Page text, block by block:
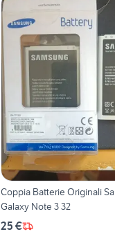
Coppia Batterie Originali
Galaxy Note 3 32
25 €